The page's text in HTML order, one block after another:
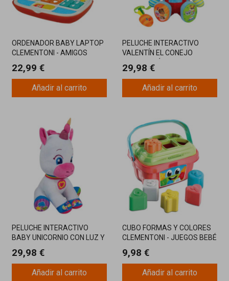
ORDENADOR BABY LAPTOP
CLEMENTONI - AMIGOS
22,99 €
Añadir al carrito
PELUCHE INTERACTIVO
VALENTÍN EL CONEJO
29,98 €
Añadir al carrito
PELUCHE INTERACTIVO
BABY UNICORNIO CON LUZ Y
29,98 €
Añadir al carrito
CUBO FORMAS Y COLORES
CLEMENTONI - JUEGOS BEBÉ
9,98 €
Añadir al carrito